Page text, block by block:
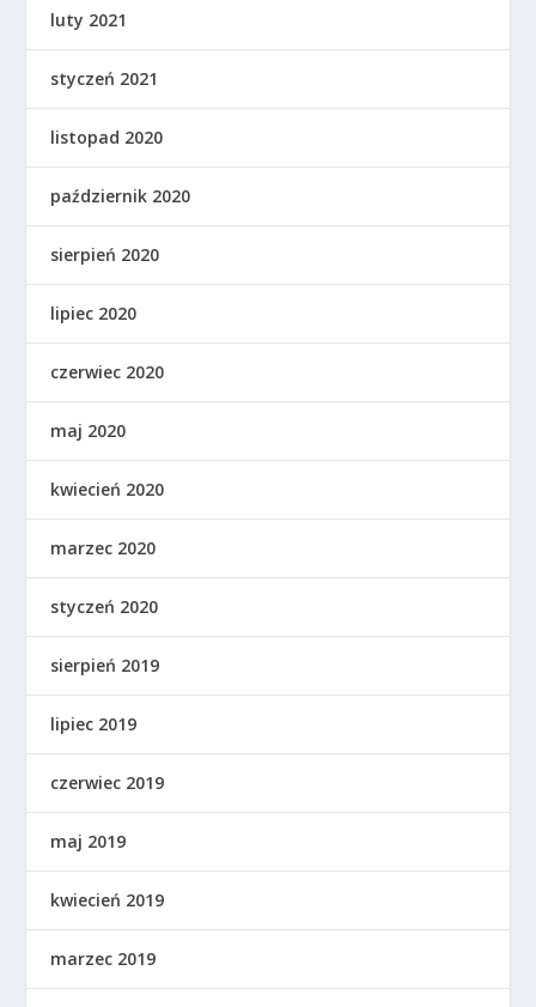
luty 2021
styczeń 2021
listopad 2020
październik 2020
sierpień 2020
lipiec 2020
czerwiec 2020
maj 2020
kwiecień 2020
marzec 2020
styczeń 2020
sierpień 2019
lipiec 2019
czerwiec 2019
maj 2019
kwiecień 2019
marzec 2019